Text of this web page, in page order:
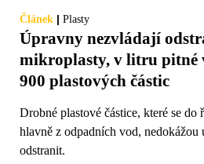
Článek | Plasty
Úpravny nezvládají
mikroplasty, v litru pitné
900 plastových částic
Drobné plastové částice, které se do
hlavně z odpadních vod, nedokážou
odstranit.